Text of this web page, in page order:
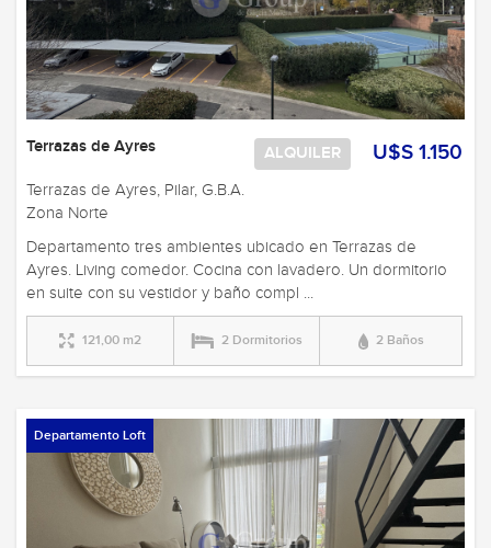
U$S 1.150
ALQUILER
Terrazas de Ayres
Terrazas de Ayres, Pilar, G.B.A.
Zona Norte
Departamento tres ambientes ubicado en Terrazas de
Ayres. Living comedor. Cocina con lavadero. Un dormitorio
en suite con su vestidor y baño compl ...
121,00 m2 2 Dormitorios 2 Baños
Departamento Loft